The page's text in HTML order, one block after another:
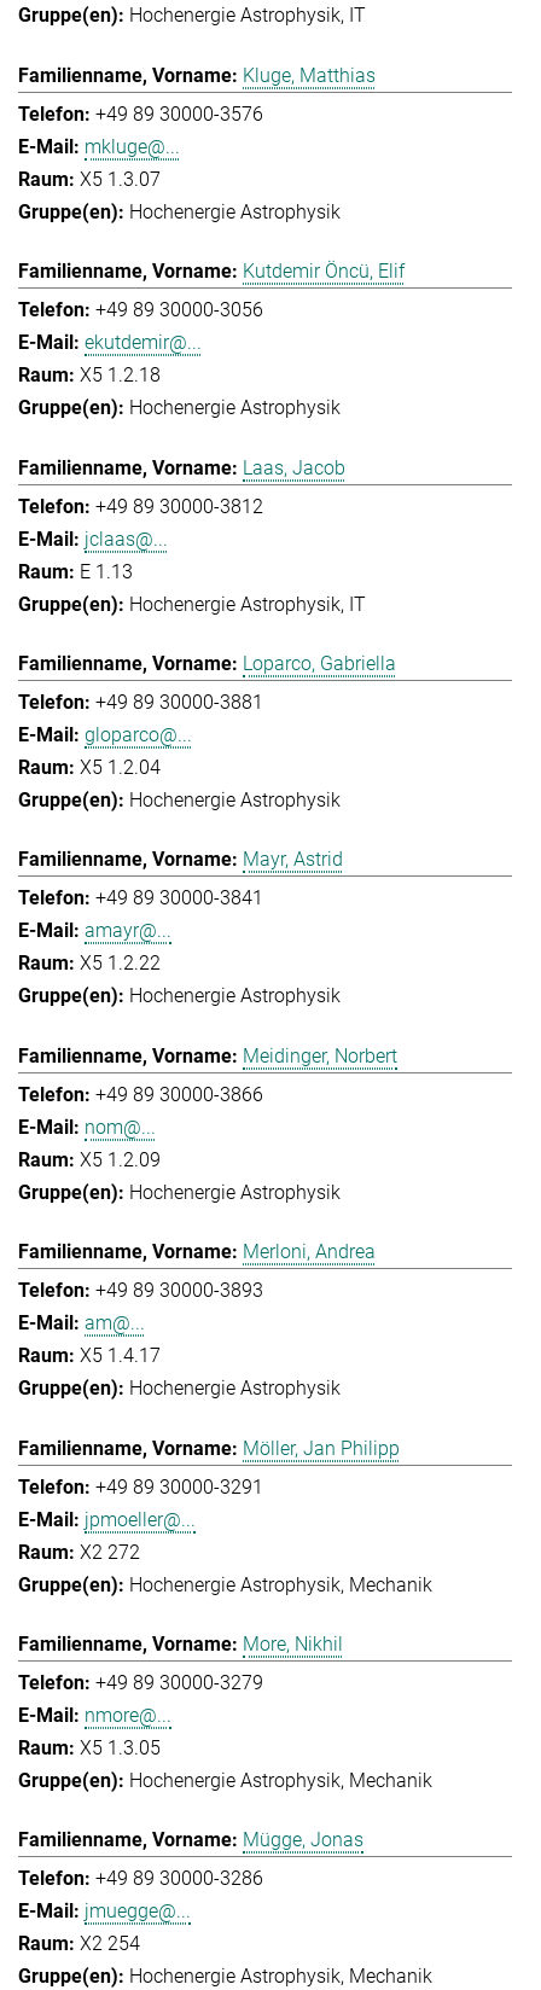
Hochenergie Astrophysik IT
Kluge, Matthias
+49 89 30000-3576
mkluge@...
X5 1.3.07
Hochenergie Astrophysik
Kutdemir Öncü, Elif
+49 89 30000-3056
ekutdemir@...
X5 1.2.18
Hochenergie Astrophysik
Laas, Jacob
+49 89 30000-3812
jclaas@...
E 1.13
Hochenergie Astrophysik IT
Loparco, Gabriella
+49 89 30000-3881
gloparco@...
X5 1.2.04
Hochenergie Astrophysik
Mayr, Astrid
+49 89 30000-3841
amayr@...
X5 1.2.22
Hochenergie Astrophysik
Meidinger, Norbert
+49 89 30000-3866
nom@...
X5 1.2.09
Hochenergie Astrophysik
Merloni, Andrea
+49 89 30000-3893
am@...
X5 1.4.17
Hochenergie Astrophysik
Möller, Jan Philipp
+49 89 30000-3291
jpmoeller@...
X2 272
Hochenergie Astrophysik Mechanik
More, Nikhil
+49 89 30000-3279
nmore@...
X5 1.3.05
Hochenergie Astrophysik Mechanik
Mügge, Jonas
+49 89 30000-3286
jmuegge@...
X2 254
Hochenergie Astrophysik Mechanik